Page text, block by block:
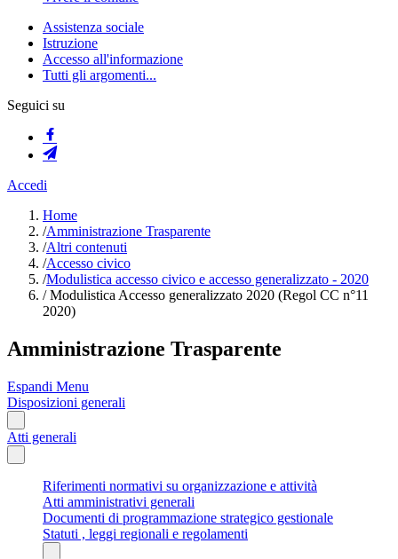
Assistenza sociale
Istruzione
Accesso all'informazione
Tutti gli argomenti...
Seguici su
Accedi
Home
/Amministrazione Trasparente
/Altri contenuti
/Accesso civico
/Modulistica accesso civico e accesso generalizzato - 2020
/Modulistica Accesso generalizzato 2020 (Regol CC n°11
2020)
Amministrazione Trasparente
Espandi Menu
Disposizioni generali
Atti generali
Riferimenti normativi su organizzazione e attività
Atti amministrativi generali
Documenti di programmazione strategico gestionale
Statuti , leggi regionali e regolamenti